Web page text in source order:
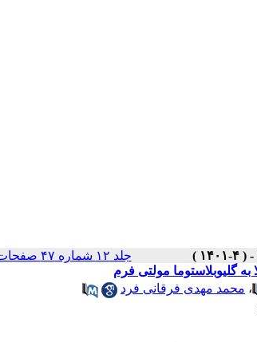
جلد ۱۲ شماره ۴۷ صفحات ۶۰-۵۱
، محمد مهدی فرقانی فرد